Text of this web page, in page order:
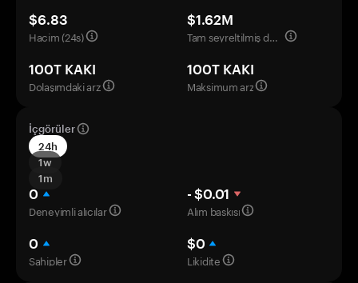
$6.83
Hacim (24s)
$1.62M
Tam seyreltilmiş değerleme
100T KAKI
Dolaşımdaki arz
100T KAKI
Maksimum arz
İçgörüler
24h
1w
1m
0
Deneyimli alıcılar
- $0.01
Alım baskısı
0
Sahipler
$0
Likidite